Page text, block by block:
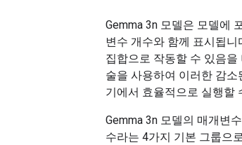
Gemma 3n 모델은 모델에
변수 개수와 함께 표시됩니
집합으로 작동할 수 있음을
술을 사용하여 이러한 감
기에서 효율적으로 실행할
Gemma 3n 모델의 매개변
수라는 4가지 기본 그룹으